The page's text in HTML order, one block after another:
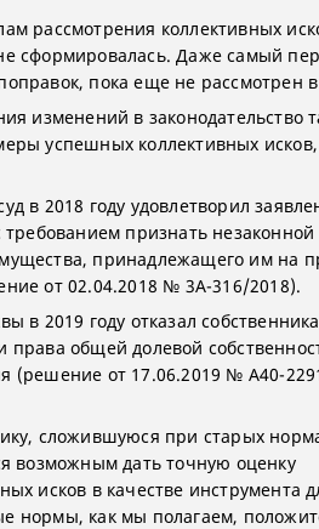
рассмотрения коллективных
сформировалась. Даже самый
пока еще не рассмотрен в
изменений в законодательство
успешных коллективных исков,
в 2018 году удовлетворил
требованием признать незаконной
принадлежащего им на
от 02.04.2018 № 3А-316/2018).
в 2019 году отказал
права общей долевой
(решение от 17.06.2019 № А40-
сложившуюся при старых
возможным дать точную оценку
исков в качестве инструмента
нормы, как мы полагаем,